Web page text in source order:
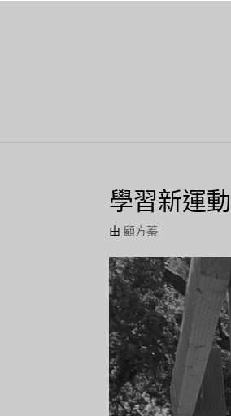
學習新運
由顧方蓁